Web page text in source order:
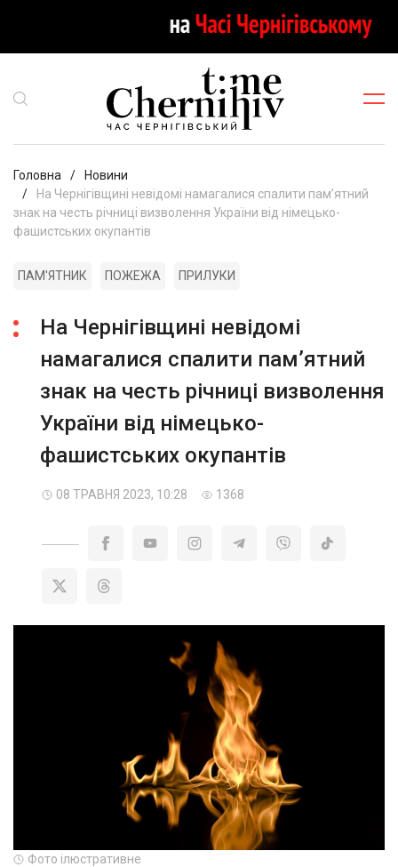
Головна
Новини
На Чернігівщині невідомі намагалися спалити пам’ятний
знак на честь річниці визволення України від німецько-
фашистських окупантів
ПАМ'ЯТНИК ПОЖЕЖА ПРИЛУКИ
На Чернігівщині невідомі
намагалися спалити пам’ятний
знак на честь річниці визволення
України від німецько-
фашистських окупантів
08 ТРАВНЯ 2023, 10:28 1368
Фото ілюстративне